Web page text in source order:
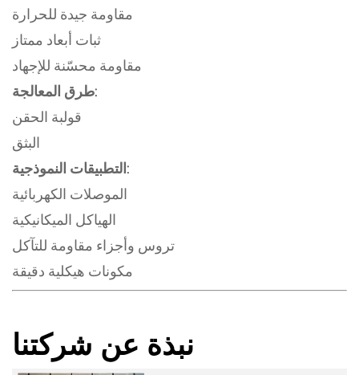
مقاومة جيدة للحرارة
ثبات أبعاد ممتاز
مقاومة محسّنة للإجهاد
طرق المعالجة:
قولبة الحقن
البثق
التطبيقات النموذجية:
الموصلات الكهربائية
الهياكل الميكانيكية
تروس وأجزاء مقاومة للتآكل
مكونات هيكلية دقيقة
نبذة عن شركتنا